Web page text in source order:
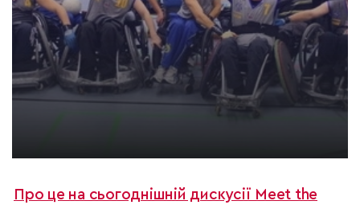
Про це на сьогоднішній дискусії Meet the